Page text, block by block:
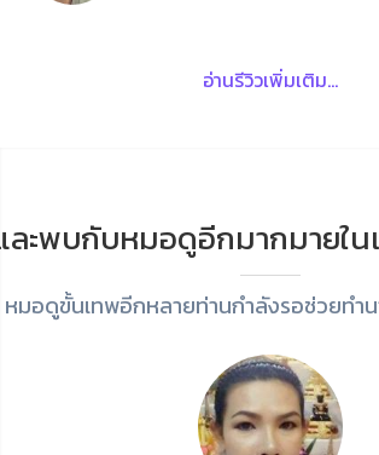
อ่านรีวิวเพิ่มเติม...
ละพบกับหมอดูอีกมากมายใ
หมอดูขั้นเทพอีกหลายท่านกำลังรอช่วยทำ